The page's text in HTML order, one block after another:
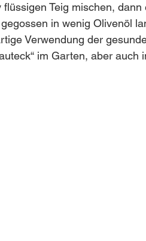
flüssigen Teig mischen,
in wenig Olivenöl
Verwendung der
im Garten, aber